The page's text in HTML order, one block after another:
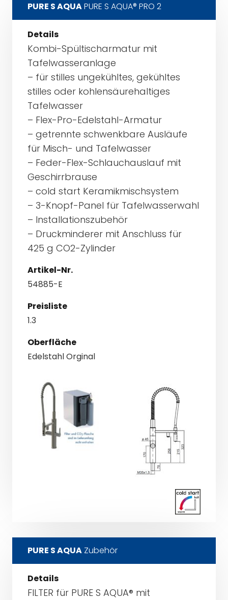
PURE S AQUAPURE S AQUA® PRO 2
Details
Kombi-Spültischarmatur mit
Tafelwasseranlage
– für stilles ungekühltes, gekühltes
stilles oder kohlensäurehaltiges
Tafelwasser
– Flex-Pro-Edelstahl-Armatur
– getrennte schwenkbare Ausläufe
für Misch- und Tafelwasser
– Feder-Flex-Schlauchauslauf mit
Geschirrbrause
– cold start Keramikmischsystem
– 3-Knopf-Panel für Tafelwasserwahl
– Installationszubehör
– Druckminderer mit Anschluss für
425 g CO2-Zylinder
Artikel-Nr.
54885-E
Preisliste
1.3
Oberfläche
Edelstahl Orginal
PURE S AQUAZubehör
Details
FILTER für PURE S AQUA® mit